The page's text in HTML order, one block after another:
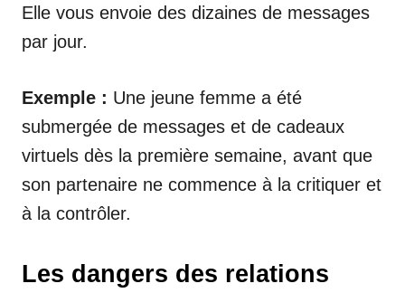
Elle vous envoie des dizaines de messages
par jour.
Exemple : Une jeune femme a été
submergée de messages et de cadeaux
virtuels dès la première semaine, avant que
son partenaire ne commence à la critiquer et
à la contrôler.
Les dangers des relations